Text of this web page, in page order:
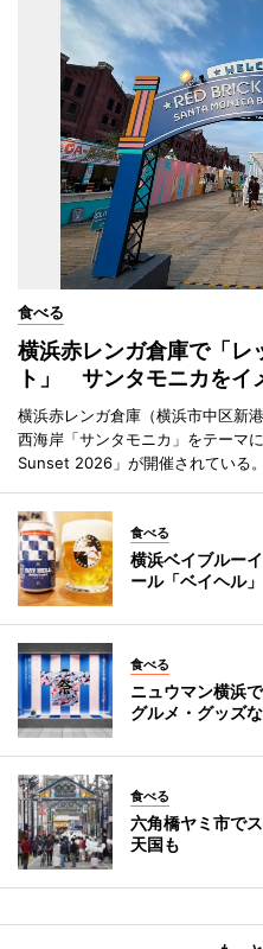
食べる
横浜赤レンガ倉庫で「レ
ト」 サンタモニカをイ
横浜赤レンガ倉庫（横浜市中区新
西海岸「サンタモニカ」をテーマ
Sunset 2026」が開催されている。
食べる
横浜ベイブルー
ール「ベイヘル」
食べる
ニュウマン横浜
グルメ・グッズ
食べる
六角橋ヤミ市で
天国も